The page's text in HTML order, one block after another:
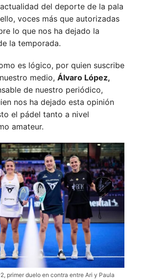
del deporte de la pala
voces más que autorizadas
lo que nos ha dejado la
la temporada.
es lógico, por quien suscribe
medio, Álvaro López,
de nuestro periódico,
nos ha dejado esta opinión
el pádel tanto a nivel
amateur.
primer duelo en contra entre Ari y Paula